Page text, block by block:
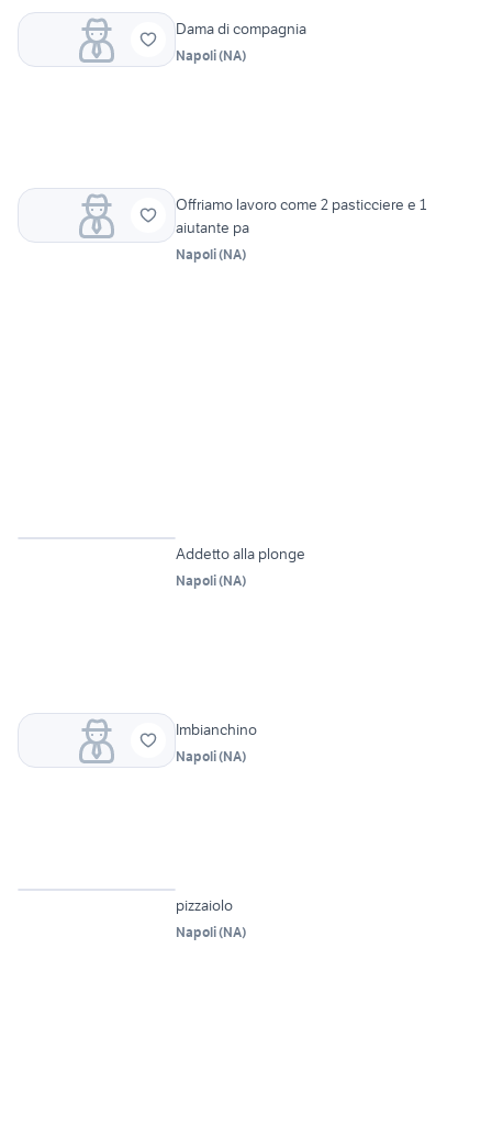
Dama di compagnia
Napoli(NA)
Offriamo lavoro come 2 pasticciere e 1
aiutante pa
Napoli(NA)
Addetto alla plonge
Napoli(NA)
Imbianchino
Napoli(NA)
pizzaiolo
Napoli(NA)